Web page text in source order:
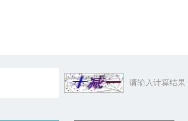
请输入计算结果